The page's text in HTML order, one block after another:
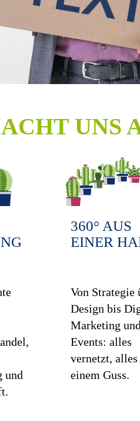
UNS
und
360° AUS
EINER
Von Strategie
Design bis
Marketing und
Events: alles
vernetzt, alles
einem Guss.